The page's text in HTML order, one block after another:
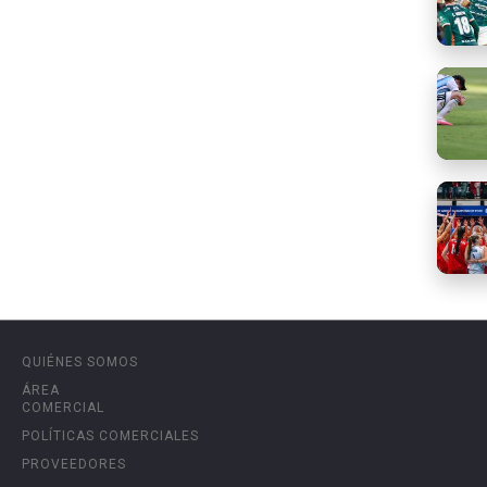
QUIÉNES SOMOS
ÁREA
COMERCIAL
POLÍTICAS COMERCIALES
PROVEEDORES